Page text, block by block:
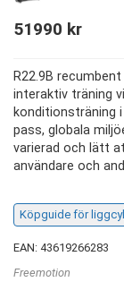
51990 kr
R22.9B
interaktiv träning
konditionsträning
pass, globala
varierad och lätt
användare och
Köpguide för
EAN: 43619266283
Freemotion